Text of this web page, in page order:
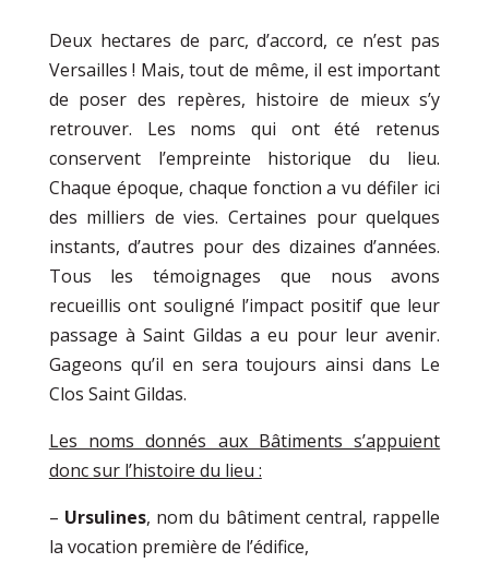
Deux hectares de parc, d’accord, ce n’est pas
Versailles ! Mais, tout de même, il est important
de poser des repères, histoire de mieux s’y
retrouver. Les noms qui ont été retenus
conservent l’empreinte historique du lieu.
Chaque époque, chaque fonction a vu défiler ici
des milliers de vies. Certaines pour quelques
instants, d’autres pour des dizaines d’années.
Tous les témoignages que nous avons
recueillis ont souligné l’impact positif que leur
passage à Saint Gildas a eu pour leur avenir.
Gageons qu’il en sera toujours ainsi dans Le
Clos Saint Gildas.
Les noms donnés aux Bâtiments s’appuient
donc sur l’histoire du lieu :
– Ursulines, nom du bâtiment central, rappelle
la vocation première de l’édifice,